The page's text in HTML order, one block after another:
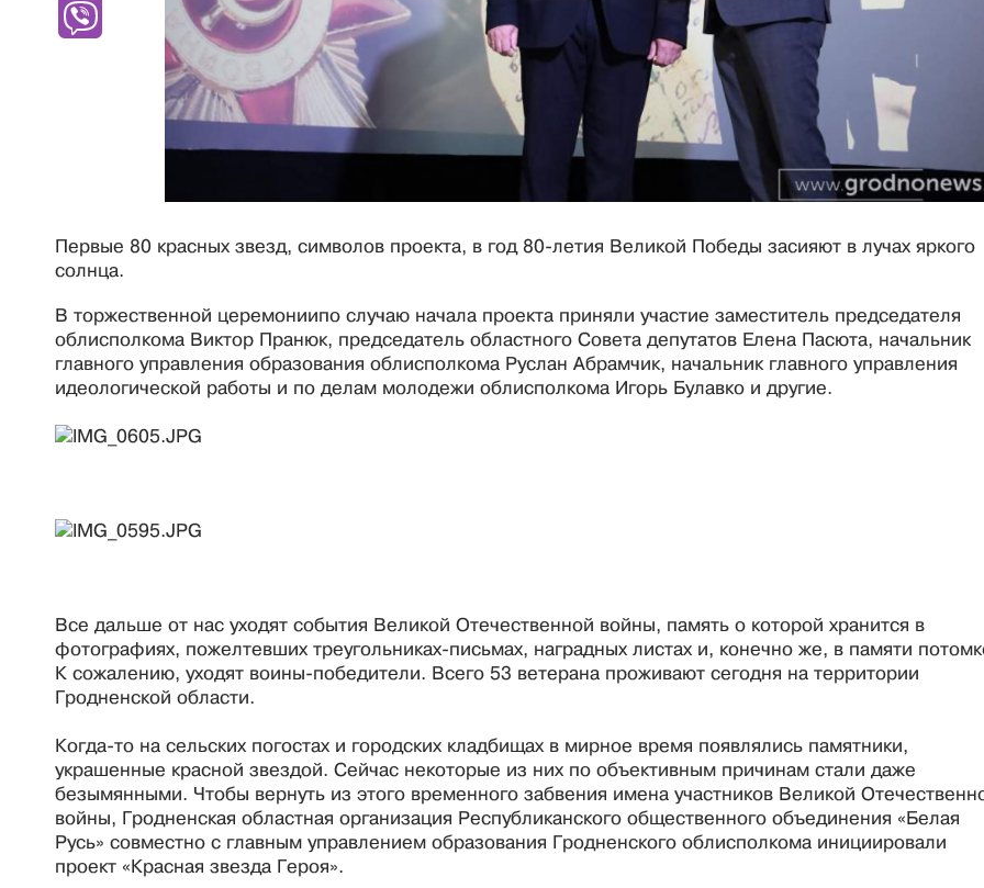
Первые 80 красных звезд, символов проекта, в год 80-летия Великой Победы засияют в лучах яркого
солнца.
В торжественной церемониипо случаю начала проекта приняли участие заместитель председателя
облисполкома Виктор Пранюк, председатель областного Совета депутатов Елена Пасюта, начальник
главного управления образования облисполкома Руслан Абрамчик, начальник главного управления
идеологической работы и по делам молодежи облисполкома Игорь Булавко и другие.
Все дальше от нас уходят события Великой Отечественной войны, память о которой хранится в
фотографиях, пожелтевших треугольниках-письмах, наградных листах и, конечно же, в памяти
К сожалению, уходят воины-победители. Всего 53 ветерана проживают сегодня на территории
Гродненской области.
Когда-то на сельских погостах и городских кладбищах в мирное время появлялись памятники,
украшенные красной звездой. Сейчас некоторые из них по объективным причинам стали даже
безымянными. Чтобы вернуть из этого временного забвения имена участников Великой
войны, Гродненская областная организация Республиканского общественного объединения «Белая
Русь» совместно с главным управлением образования Гродненского облисполкома инициировали
проект «Красная звезда Героя».